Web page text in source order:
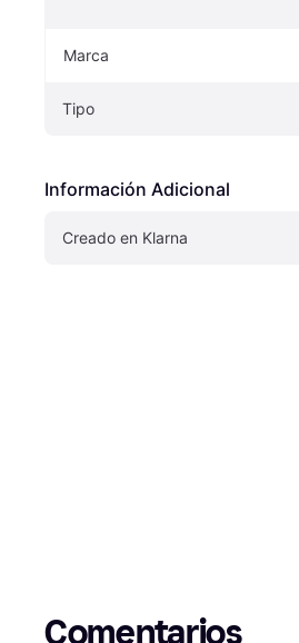
Marca
Tipo
Información Adicional
Creado en Klarna
Comentarios